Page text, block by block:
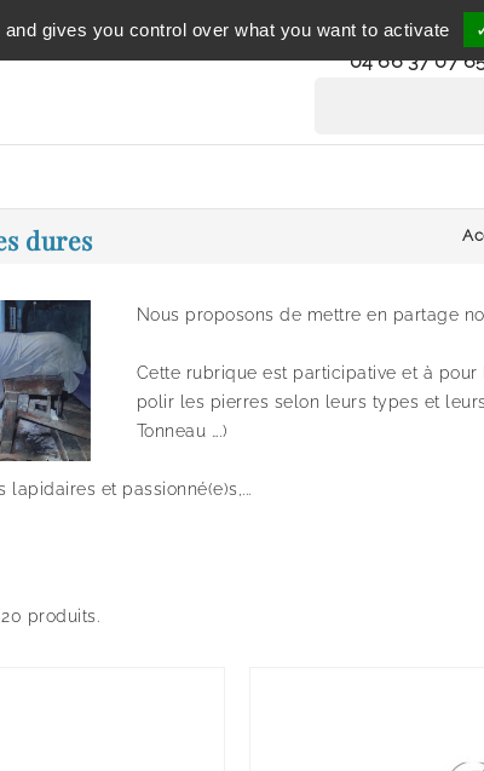
Service
du lundi au
04 66 37 07
dures
Nous proposons de mettre en partage
Cette rubrique est participative et à
polir les pierres selon leurs types et
Tonneau ….)
lapidaires et passionné(e)s,...
20 produits.
gives you control over what you want to activate